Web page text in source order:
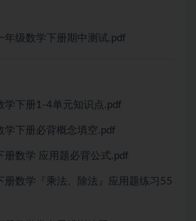
年级数学下册期中测试.pdf
学下册1-4单元知识点.pdf
学下册必背概念填空.pdf
册数学 应用题必背公式.pdf
册数学『乘法、除法』应用题练习55